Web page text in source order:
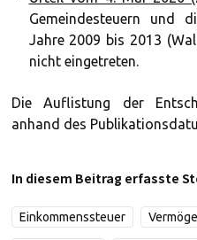
Gemeindesteuern und
Jahre 2009 bis 2013
nicht eingetreten.
Die Auflistung der
anhand des
In diesem Beitrag erfasste
Einkommenssteuer